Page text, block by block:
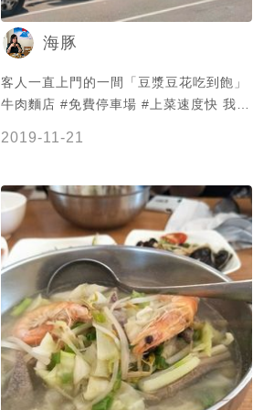
海豚
客人一直上門的一間「豆漿豆花吃到飽」
牛肉麵店 #免費停車場 #上菜速度快 我點
薑汁豆花 很讚 豆花好吃 這間 因為豆花我
給過 但我先生不給過 他覺得很失望不好
吃 阿杰真的很嚴格
2019-11-21